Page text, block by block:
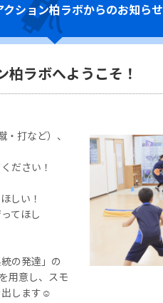
クション柏ラボからのお知らせ
柏ラボへようこそ！
打など）、
ださい！
しい！
てほし
の発達」の
用意し、スモ
出します☺